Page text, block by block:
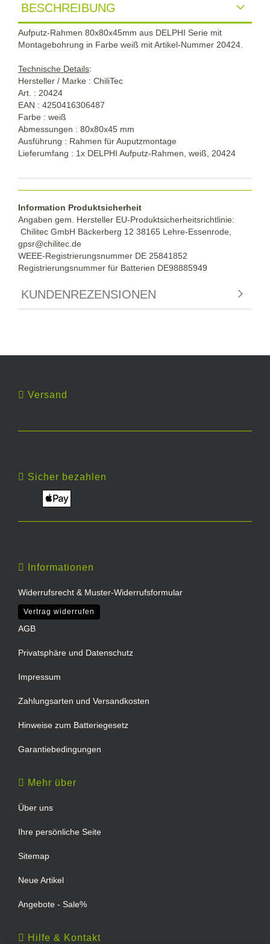
BESCHREIBUNG
Aufputz-Rahmen 80x80x45mm aus DELPHI Serie mit
Montagebohrung in Farbe weiß mit Artikel-Nummer 20424.
Technische Details:
Hersteller / Marke : ChiliTec
Art. : 20424
EAN : 4250416306487
Farbe : weiß
Abmessungen : 80x80x45 mm
Ausführung : Rahmen für Auputzmontage
Lieferumfang : 1x DELPHI Aufputz-Rahmen, weiß, 20424
Information Produktsicherheit
Angaben gem. Hersteller EU-Produktsicherheitsrichtlinie:
Chilitec GmbH Bäckerberg 12 38165 Lehre-Essenrode,
gpsr@chilitec.de
WEEE-Registrierungsnummer DE 25841852
Registrierungsnummer für Batterien DE98885949
KUNDENREZENSIONEN
Versand
Sicher bezahlen
Informationen
Widerrufsrecht & Muster-Widerrufsformular
Vertrag widerrufen
AGB
Privatsphäre und Datenschutz
Impressum
Zahlungsarten und Versandkosten
Hinweise zum Batteriegesetz
Garantiebedingungen
Mehr über
Über uns
Ihre persönliche Seite
Sitemap
Neue Artikel
Angebote - Sale%
Hilfe & Kontakt